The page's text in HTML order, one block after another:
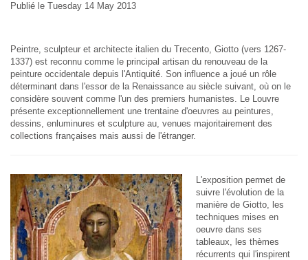
Publié le Tuesday 14 May 2013
Peintre, sculpteur et architecte italien du Trecento, Giotto (vers 1267-
1337) est reconnu comme le principal artisan du renouveau de la
peinture occidentale depuis l'Antiquité. Son influence a joué un rôle
déterminant dans l'essor de la Renaissance au siècle suivant, où on le
considère souvent comme l'un des premiers humanistes. Le Louvre
présente exceptionnellement une trentaine d'oeuvres au peintures,
dessins, enluminures et sculpture au, venues majoritairement des
collections françaises mais aussi de l'étranger.
L'exposition permet de
suivre l'évolution de la
manière de Giotto, les
techniques mises en
oeuvre dans ses
tableaux, les thèmes
récurrents qui l'inspirent